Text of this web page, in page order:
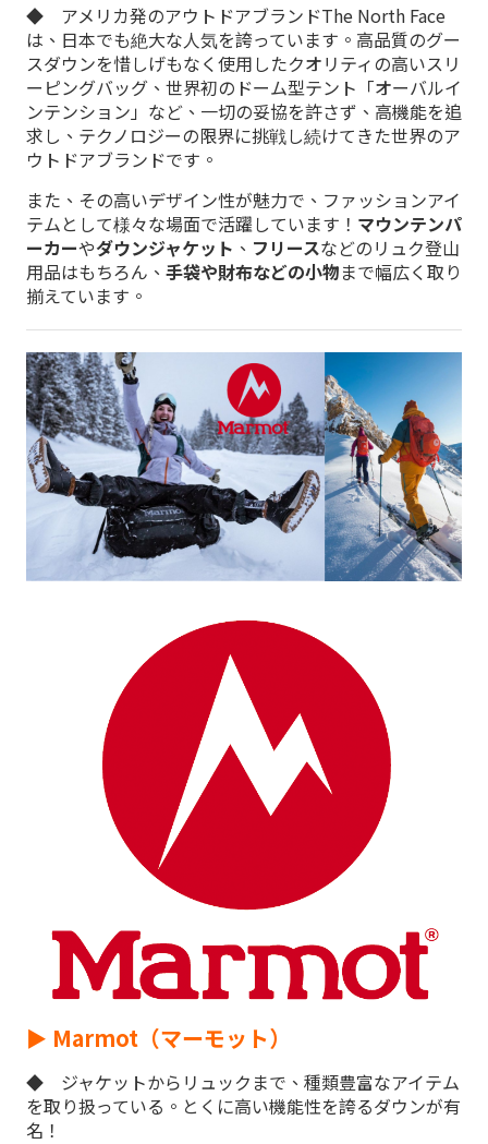
◆ アメリカ発のアウトドアブランドThe North Face
は、日本でも絶大な人気を誇っています。高品質のグー
スダウンを惜しげもなく使用したクオリティの高いスリ
ーピングバッグ、世界初のドーム型テント「オーバルイ
ンテンション」など、一切の妥協を許さず、高機能を追
求し、テクノロジーの限界に挑戦し続けてきた世界のア
ウトドアブランドです。
また、その高いデザイン性が魅力で、ファッションアイ
テムとして様々な場面で活躍しています！ マウンテンパ
ーカーやダウンジャケット 、 フリースなどのリュク登山
用品はもちろん、 手袋や財布などの小物まで幅広く取り
揃えています。
► Marmot（マーモット）
◆ ジャケットからリュックまで、種類豊富なアイテム
を取り扱っている。とくに高い機能性を誇るダウンが有
名！